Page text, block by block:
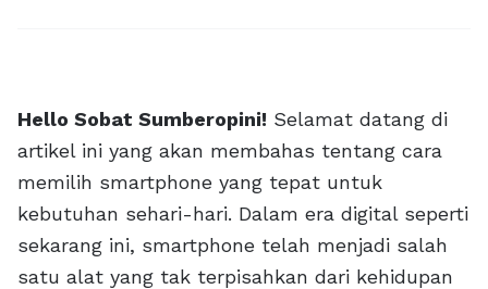
Hello Sobat Sumberopini! Selamat datang di
artikel ini yang akan membahas tentang cara
memilih smartphone yang tepat untuk
kebutuhan sehari-hari. Dalam era digital seperti
sekarang ini, smartphone telah menjadi salah
satu alat yang tak terpisahkan dari kehidupan